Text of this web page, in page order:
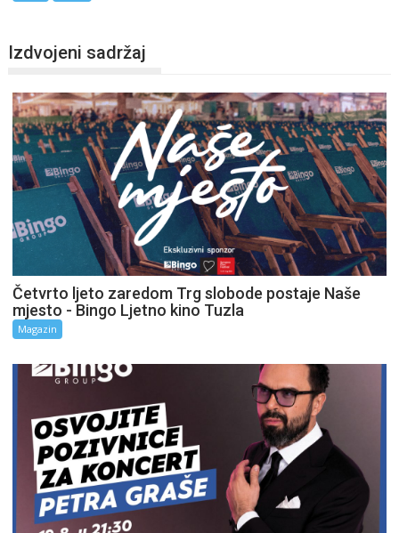
Izdvojeni sadržaj
Četvrto ljeto zaredom Trg slobode postaje Naše
mjesto - Bingo Ljetno kino Tuzla
Magazin